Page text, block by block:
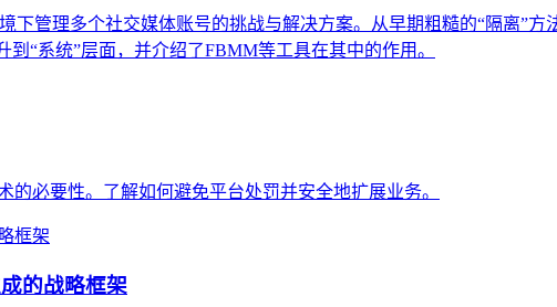
下管理多个社交媒体账号的挑战与解决方案。从早期粗糙的“隔离”
“系统”层面，并介绍了FBMM等工具在其中的作用。
的必要性。了解如何避免平台处罚并安全地扩展业务。
的战略框架